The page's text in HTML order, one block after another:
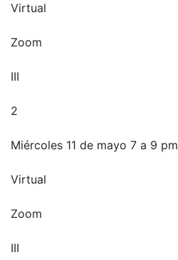
Virtual
Zoom
III
2
Miércoles 11 de mayo 7 a 9 pm
Virtual
Zoom
III